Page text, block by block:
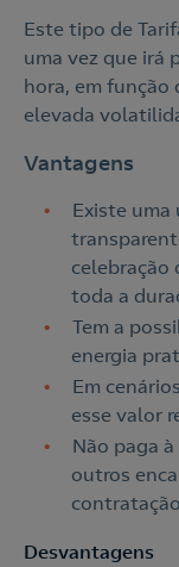
Este tipo de
uma vez que irá
hora, em função
elevada
Vantagens
Existe uma
celebração
toda a
Tem a
energia
Em
esse valor
Não paga
outros
Desvantagens